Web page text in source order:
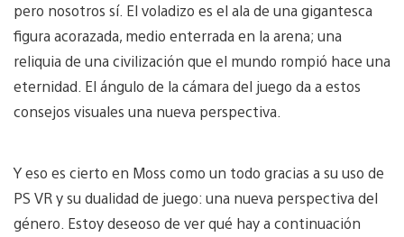
pero nosotros sí. El voladizo es el ala de una gigantesca
figura acorazada, medio enterrada en la arena; una
reliquia de una civilización que el mundo rompió hace una
eternidad. El ángulo de la cámara del juego da a estos
consejos visuales una nueva perspectiva.
Y eso es cierto en Moss como un todo gracias a su uso de
PS VR y su dualidad de juego: una nueva perspectiva del
género. Estoy deseoso de ver qué hay a continuación